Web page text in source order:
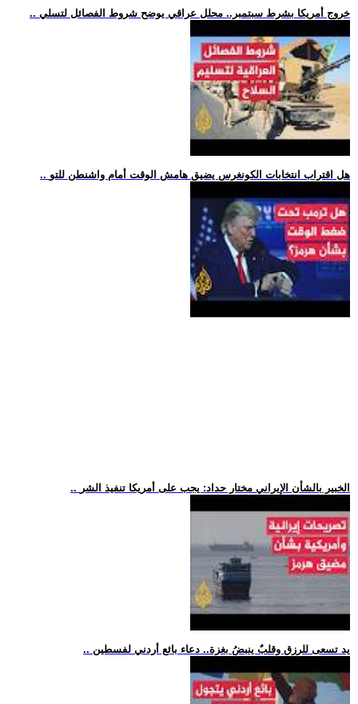
.. خروج أمريكا بشرط سبتمبر.. محلل عراقي يوضح شروط الفصائل لتسلي
.. هل اقتراب انتخابات الكونغرس يضيق هامش الوقت أمام واشنطن للتو
.. الخبير بالشأن الإيراني مختار حداد: يجب على أمريكا تنفيذ الشر
.. يد تسعى للرزق وقلبٌ ينبضُ بغزة.. دعاء بائع أردني لفسطين